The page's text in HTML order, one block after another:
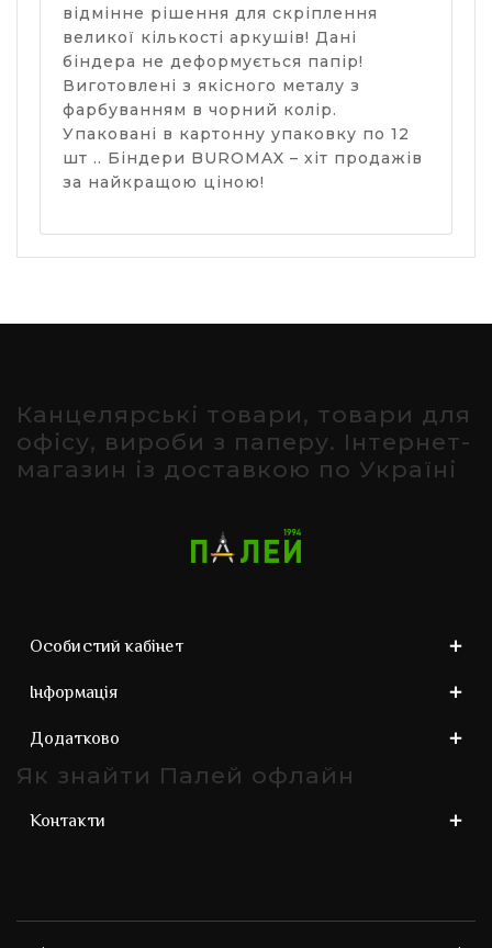
відмінне рішення для скріплення
великої кількості аркушів! Дані
біндера не деформується папір!
Виготовлені з якісного металу з
фарбуванням в чорний колір.
Упаковані в картонну упаковку по 12
шт .. Біндери BUROMAX – хіт продажів
за найкращою ціною!
Канцелярські товари, товари для
офісу, вироби з паперу. Інтернет-
магазин із доставкою по Україні
Особистий кабінет
Інформація
Додатково
Як знайти Палей офлайн
Контакти